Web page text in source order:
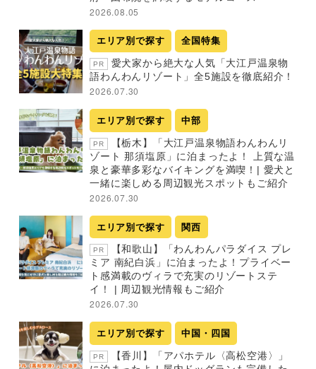
2026.08.05
エリア別で探す 全国特集
PR
愛犬家から絶大な人気「大江戸温泉物
語わんわんリゾート」全5施設を徹底紹介！
2026.07.30
エリア別で探す 中部
PR
【栃木】「大江戸温泉物語わんわんリ
ゾート 那須塩原」に泊まったよ！ 上質な温
泉と豪華多彩なバイキングを満喫！| 愛犬と
一緒に楽しめる周辺観光スポットもご紹介
2026.07.30
エリア別で探す 関西
PR
【和歌山】「わんわんパラダイス プレ
ミア 南紀白浜」に泊まったよ！プライベー
ト感満載のヴィラで充実のリゾートステ
イ！ | 周辺観光情報もご紹介
2026.07.30
エリア別で探す 中国・四国
PR
【香川】「アパホテル〈高松空港〉」